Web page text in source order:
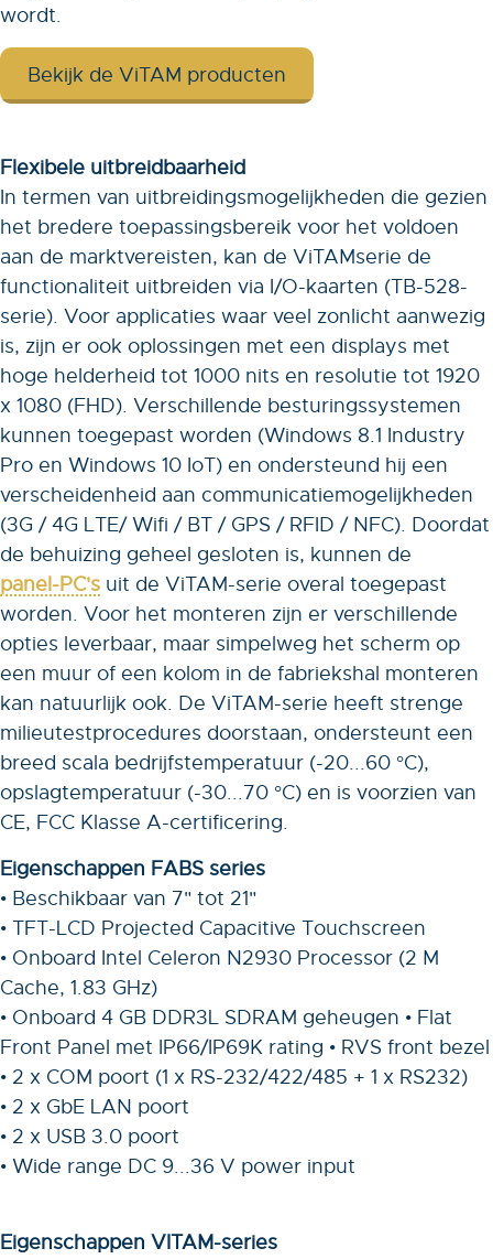
wordt.
Bekijk de ViTAM producten
Flexibele uitbreidbaarheid
In termen van uitbreidingsmogelijkheden die gezien
het bredere toepassingsbereik voor het voldoen
aan de marktvereisten, kan de ViTAMserie de
functionaliteit uitbreiden via I/O-kaarten (TB-528-
serie). Voor applicaties waar veel zonlicht aanwezig
is, zijn er ook oplossingen met een displays met
hoge helderheid tot 1000 nits en resolutie tot 1920
x 1080 (FHD). Verschillende besturingssystemen
kunnen toegepast worden (Windows 8.1 Industry
Pro en Windows 10 IoT) en ondersteund hij een
verscheidenheid aan communicatiemogelijkheden
(3G / 4G LTE/ Wifi / BT / GPS / RFID / NFC). Doordat
de behuizing geheel gesloten is, kunnen de
panel-PC's uit de ViTAM-serie overal toegepast
worden. Voor het monteren zijn er verschillende
opties leverbaar, maar simpelweg het scherm op
een muur of een kolom in de fabriekshal monteren
kan natuurlijk ook. De ViTAM-serie heeft strenge
milieutestprocedures doorstaan, ondersteunt een
breed scala bedrijfstemperatuur (-20...60 °C),
opslagtemperatuur (-30...70 °C) en is voorzien van
CE, FCC Klasse A-certificering.
Eigenschappen FABS series
• Beschikbaar van 7" tot 21"
• TFT-LCD Projected Capacitive Touchscreen
• Onboard Intel Celeron N2930 Processor (2 M
Cache, 1.83 GHz)
• Onboard 4 GB DDR3L SDRAM geheugen • Flat
Front Panel met IP66/IP69K rating • RVS front bezel
• 2 x COM poort (1 x RS-232/422/485 + 1 x RS232)
• 2 x GbE LAN poort
• 2 x USB 3.0 poort
• Wide range DC 9...36 V power input
Eigenschappen VITAM-series